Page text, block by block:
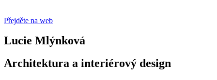
Přejděte na web
Lucie Mlýnková
Architektura a interiérový design